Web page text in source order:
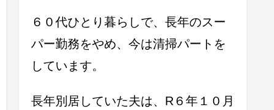
６０代ひとり暮らしで、長年のスー
パー勤務をやめ、今は清掃パートを
しています。
長年別居していた夫は、R６年１０月